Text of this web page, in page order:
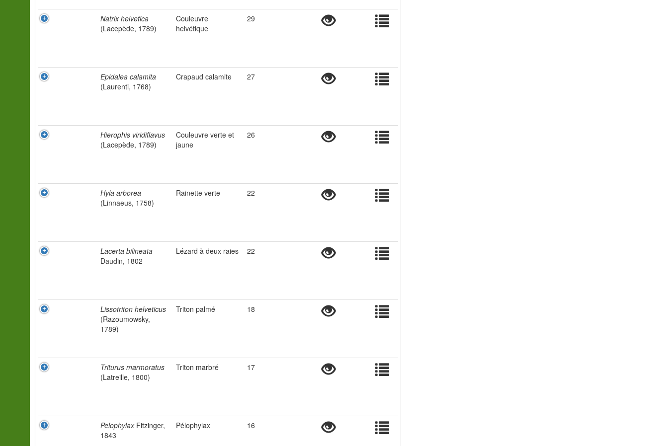
Natrix helvetica
(Lacepède, 1789)
Couleuvre
helvétique
29
Epidalea calamita
(Laurenti, 1768)
Crapaud calamite 27
Hierophis viridiflavus
(Lacepède, 1789)
Couleuvre verte et
jaune
26
Hyla arborea
(Linnaeus, 1758)
Rainette verte 22
Lacerta bilineata
Daudin, 1802
Lézard à deux raies 22
Lissotriton helveticus
(Razoumowsky,
1789)
Triton palmé 18
Triturus marmoratus
(Latreille, 1800)
Triton marbré 17
PelophylaxFitzinger,
1843
Pélophylax 16